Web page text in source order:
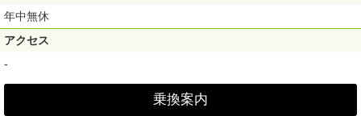
年中無休
アクセス
-
乗換案内